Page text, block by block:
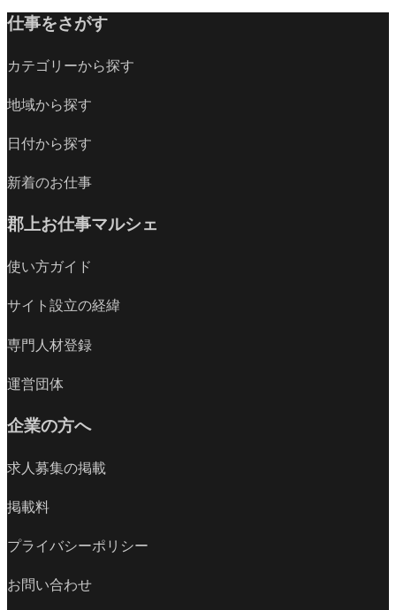
仕事をさがす
カテゴリーから探す
地域から探す
日付から探す
新着のお仕事
郡上お仕事マルシェ
使い方ガイド
サイト設立の経緯
専門人材登録
運営団体
企業の方へ
求人募集の掲載
掲載料
プライバシーポリシー
お問い合わせ